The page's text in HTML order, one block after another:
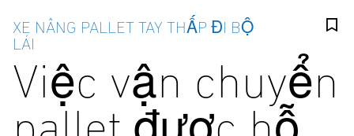
XE NÂNG PALLET TAY THẤP ĐI BỘ
LÁI
Việc vận chuyển